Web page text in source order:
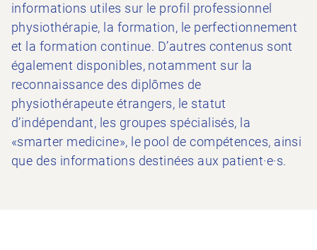
informations utiles sur le profil professionnel
physiothérapie, la formation, le perfectionnement
et la formation continue. D’autres contenus sont
également disponibles, notamment sur la
reconnaissance des diplômes de
physiothérapeute étrangers, le statut
d’indépendant, les groupes spécialisés, la
«smarter medicine», le pool de compétences, ainsi
que des informations destinées aux patient·e·s.